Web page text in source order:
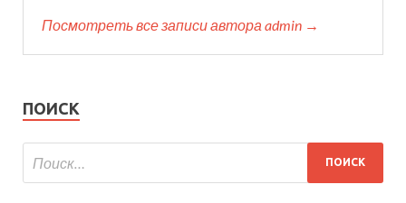
Посмотреть все записи автора admin →
ПОИСК